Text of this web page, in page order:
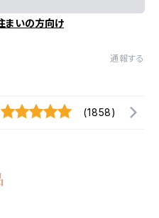
まいの方向け
通報する
(1858)